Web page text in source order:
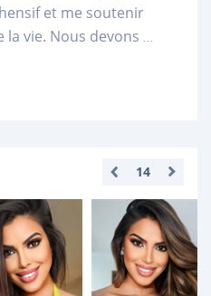
et me soutenir
la vie. Nous devons ...
14